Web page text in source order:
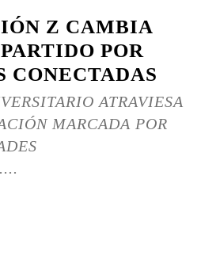
Z CAMBIA
POR
CONECTADAS
ATRAVIESA
MARCADA POR